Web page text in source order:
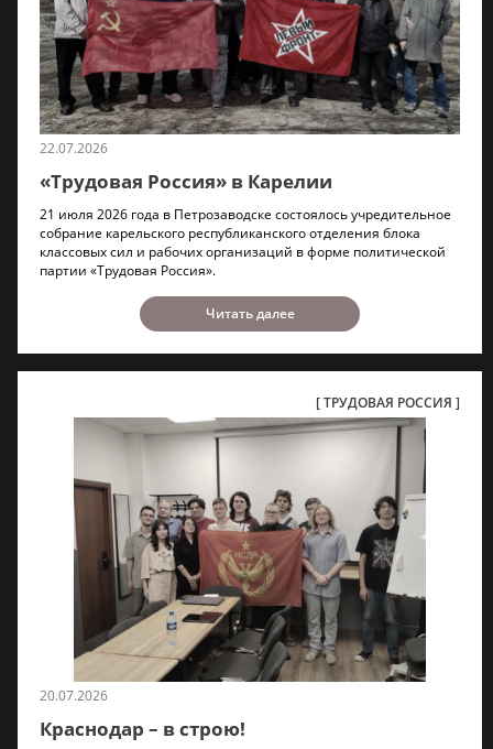
22.07.2026
«Трудовая Россия» в Карелии
21 июля 2026 года в Петрозаводске состоялось учредительное
собрание карельского республиканского отделения блока
классовых сил и рабочих организаций в форме политической
партии «Трудовая Россия».
Читать далее
ТРУДОВАЯ РОССИЯ
20.07.2026
Краснодар – в строю!